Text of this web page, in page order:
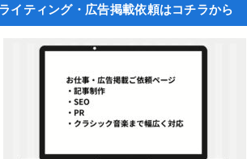
ライティング・広告掲載依頼はコチラから